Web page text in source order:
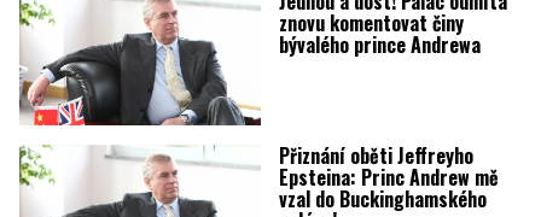
znovu komentovat činy
bývalého prince Andrewa
Přiznání oběti Jeffreyho
Epsteina: Princ Andrew mě
vzal do Buckinghamského